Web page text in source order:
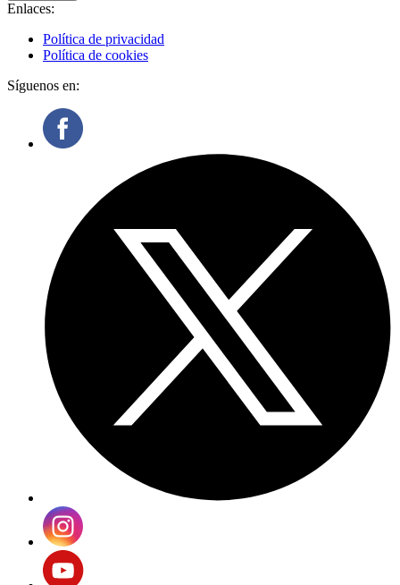
Enlaces:
Política de privacidad
Política de cookies
Síguenos en: